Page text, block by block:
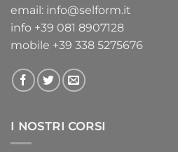
email: info@selform.it
info +39 081 8907128
mobile +39 338 5275676
I NOSTRI CORSI